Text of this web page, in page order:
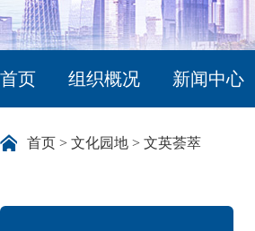
首页 组织概况 新闻中心
首页 > 文化园地 > 文英荟萃